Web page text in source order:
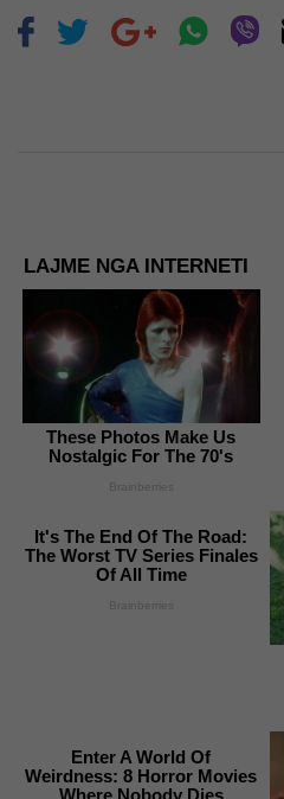
LAJME NGA INTERNETI
These Photos Make Us
Nostalgic For The 70's
Brainberries
It's The End Of The Road:
The Worst TV Series Finales
Of All Time
Brainberries
Enter A World Of
Weirdness: 8 Horror Movies
Where Nobody Dies